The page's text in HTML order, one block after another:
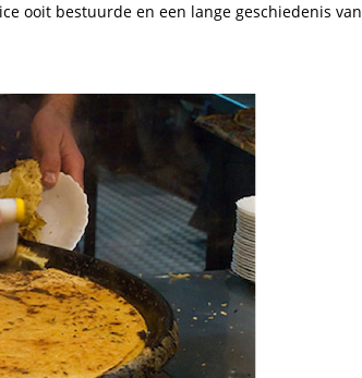
ooit bestuurde en een lange geschiedenis van